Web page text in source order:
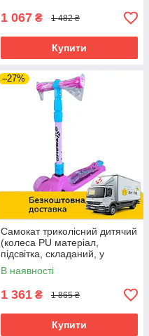
1 067 ₴ 1 482 ₴
Купити
–27%
Самокат триколісний дитячий
(колеса PU матеріал,
підсвітка, складаний, у
коробці) SC814 Рожевий
В наявності
1 361 ₴ 1 865 ₴
Купити